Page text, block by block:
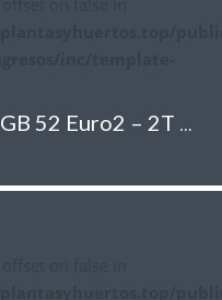
Cortaborde a Gasolina DGB 52 Euro2 – 2T 51,7 cc Papillon